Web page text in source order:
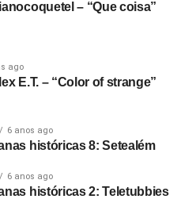
– “Que coisa”
ago
E.T. – “Color of strange”
6 anos ago
históricas 8: Setealém
6 anos ago
históricas 2: Teletubbies